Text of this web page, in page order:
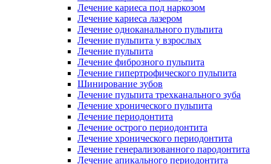
Лечение кариеса под наркозом
Лечение кариеса лазером
Лечение одноканального пульпита
Лечение пульпита у взрослых
Лечение пульпита
Лечение фиброзного пульпита
Лечение гипертрофического пульпита
Шинирование зубов
Лечение пульпита трехканального зуба
Лечение хронического пульпита
Лечение периодонтита
Лечение острого периодонтита
Лечение хронического периодонтита
Лечение генерализованного пародонтита
Лечение апикального периодонтита